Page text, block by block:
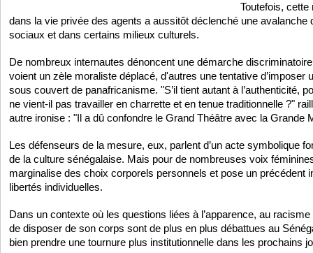
Toutefois,
dans la vie privée des agents a aussitôt déclenché une
sociaux et dans certains milieux culturels.
De nombreux internautes dénoncent une démarche
voient un zèle moraliste déplacé, d'autres une tentative d’imposer
sous couvert de panafricanisme. "S’il tient autant à l’authenticité,
ne vient-il pas travailler en charrette et en tenue traditionnelle ?"
autre ironise : "Il a dû confondre le Grand Théâtre avec la Grande
Les défenseurs de la mesure, eux, parlent d’un acte symbolique
de la culture sénégalaise. Mais pour de nombreuses voix
marginalise des choix corporels personnels et pose un précédent
libertés individuelles.
Dans un contexte où les questions liées à l’apparence, au
de disposer de son corps sont de plus en plus débattues au
bien prendre une tournure plus institutionnelle dans les prochains